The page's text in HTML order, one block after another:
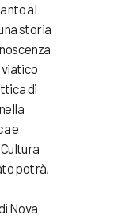
al
storia
viatico
di
e
potrà,
Nova